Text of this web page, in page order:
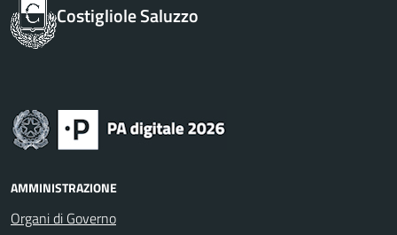
Costigliole Saluzzo
AMMINISTRAZIONE
Organi di Governo